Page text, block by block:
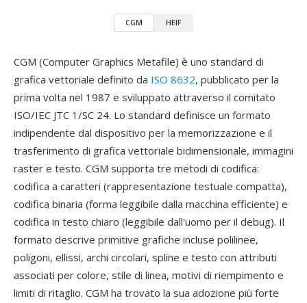
CGM HEIF
CGM (Computer Graphics Metafile) è uno standard di
grafica vettoriale definito da ISO 8632, pubblicato per la
prima volta nel 1987 e sviluppato attraverso il comitato
ISO/IEC JTC 1/SC 24. Lo standard definisce un formato
indipendente dal dispositivo per la memorizzazione e il
trasferimento di grafica vettoriale bidimensionale, immagini
raster e testo. CGM supporta tre metodi di codifica:
codifica a caratteri (rappresentazione testuale compatta),
codifica binaria (forma leggibile dalla macchina efficiente) e
codifica in testo chiaro (leggibile dall'uomo per il debug). Il
formato descrive primitive grafiche incluse polilinee,
poligoni, ellissi, archi circolari, spline e testo con attributi
associati per colore, stile di linea, motivi di riempimento e
limiti di ritaglio. CGM ha trovato la sua adozione più forte